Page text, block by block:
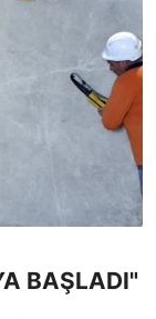
BAŞLADI"